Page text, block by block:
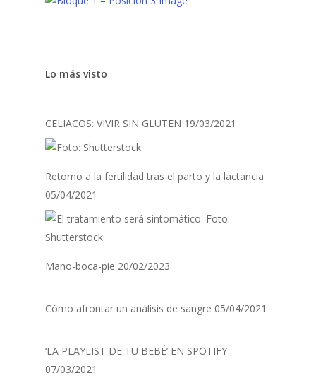
Lo más visto
CELIACOS: VIVIR SIN GLUTEN 19/03/2021
Retorno a la fertilidad tras el parto y la lactancia
05/04/2021
Mano-boca-pie 20/02/2023
Cómo afrontar un análisis de sangre 05/04/2021
‘LA PLAYLIST DE TU BEBÉ’ EN SPOTIFY
07/03/2021